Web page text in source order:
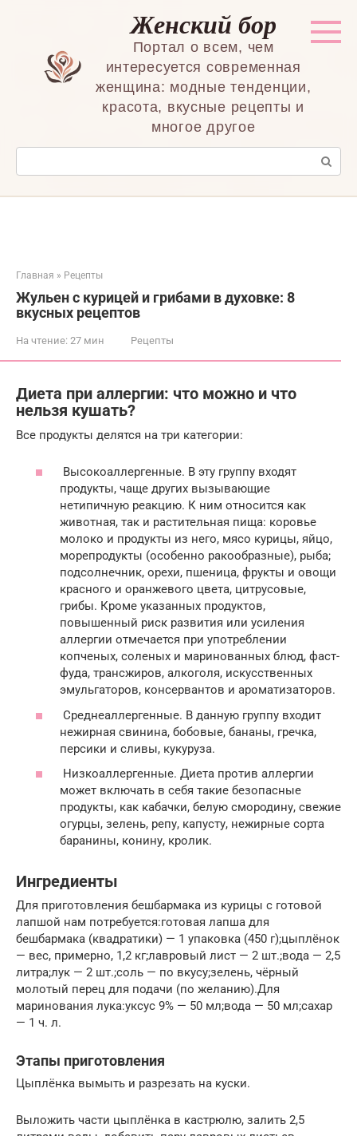
Женский бор
Портал о всем, чем
интересуется современная
женщина: модные тенденции,
красота, вкусные рецепты и
многое другое
Поиск:
Главная » Рецепты
Жульен с курицей и грибами в духовке: 8
вкусных рецептов
На чтение: 27 мин Рецепты
Диета при аллергии: что можно и что
нельзя кушать?
Все продукты делятся на три категории:
Высокоаллергенные. В эту группу входят
продукты, чаще других вызывающие
нетипичную реакцию. К ним относится как
животная, так и растительная пища: коровье
молоко и продукты из него, мясо курицы, яйцо,
морепродукты (особенно ракообразные), рыба;
подсолнечник, орехи, пшеница, фрукты и овощи
красного и оранжевого цвета, цитрусовые,
грибы. Кроме указанных продуктов,
повышенный риск развития или усиления
аллергии отмечается при употреблении
копченых, соленых и маринованных блюд, фаст-
фуда, трансжиров, алкоголя, искусственных
эмульгаторов, консервантов и ароматизаторов.
Среднеаллергенные. В данную группу входит
нежирная свинина, бобовые, бананы, гречка,
персики и сливы, кукуруза.
Низкоаллергенные. Диета против аллергии
может включать в себя такие безопасные
продукты, как кабачки, белую смородину, свежие
огурцы, зелень, репу, капусту, нежирные сорта
баранины, конину, кролик.
Ингредиенты
Для приготовления бешбармака из курицы с готовой
лапшой нам потребуется:готовая лапша для
бешбармака (квадратики) — 1 упаковка (450 г);цыплёнок
— вес, примерно, 1,2 кг;лавровый лист — 2 шт.;вода — 2,5
литра;лук — 2 шт.;соль — по вкусу;зелень, чёрный
молотый перец для подачи (по желанию).Для
маринования лука:уксус 9% — 50 мл;вода — 50 мл;сахар
— 1 ч. л.
Этапы приготовления
Цыплёнка вымыть и разрезать на куски.
Выложить части цыплёнка в кастрюлю, залить 2,5